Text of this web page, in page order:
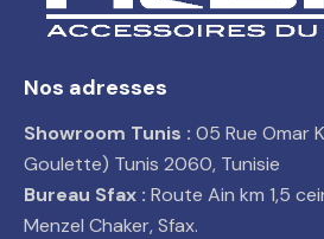
Nos adresses
Showroom Tunis : 05 Rue Omar
Goulette) Tunis 2060, Tunisie
Bureau Sfax : Route Ain km 1,5
Menzel Chaker, Sfax.